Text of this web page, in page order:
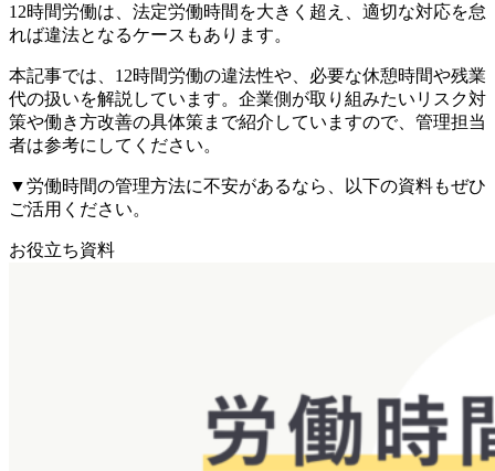
12時間労働は、法定労働時間を大きく超え、適切な対応を怠
れば違法となるケースもあります。
本記事では、12時間労働の違法性や、必要な休憩時間や残業
代の扱いを解説しています。企業側が取り組みたいリスク対
策や働き方改善の具体策まで紹介していますので、管理担当
者は参考にしてください。
▼労働時間の管理方法に不安があるなら、以下の資料もぜひ
ご活用ください。
お役立ち資料